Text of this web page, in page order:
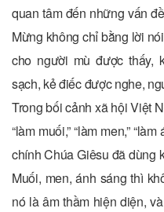
quan tâm đến những vấn
Mừng không chỉ bằng lời
cho người mù được thấy,
sạch, kẻ điếc được nghe,
Trong bối cảnh xã hội Việt
“làm muối,” “làm men,”
chính Chúa Giêsu đã dùng
Muối, men, ánh sáng thì
nó là âm thầm hiện diện,